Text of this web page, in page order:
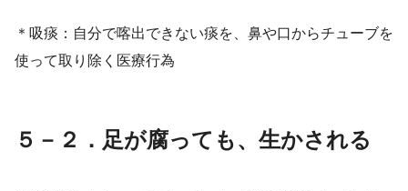
＊吸痰：自分で喀出できない痰を、鼻や口からチューブを
使って取り除く医療行為
５－２．足が腐っても、生かされる